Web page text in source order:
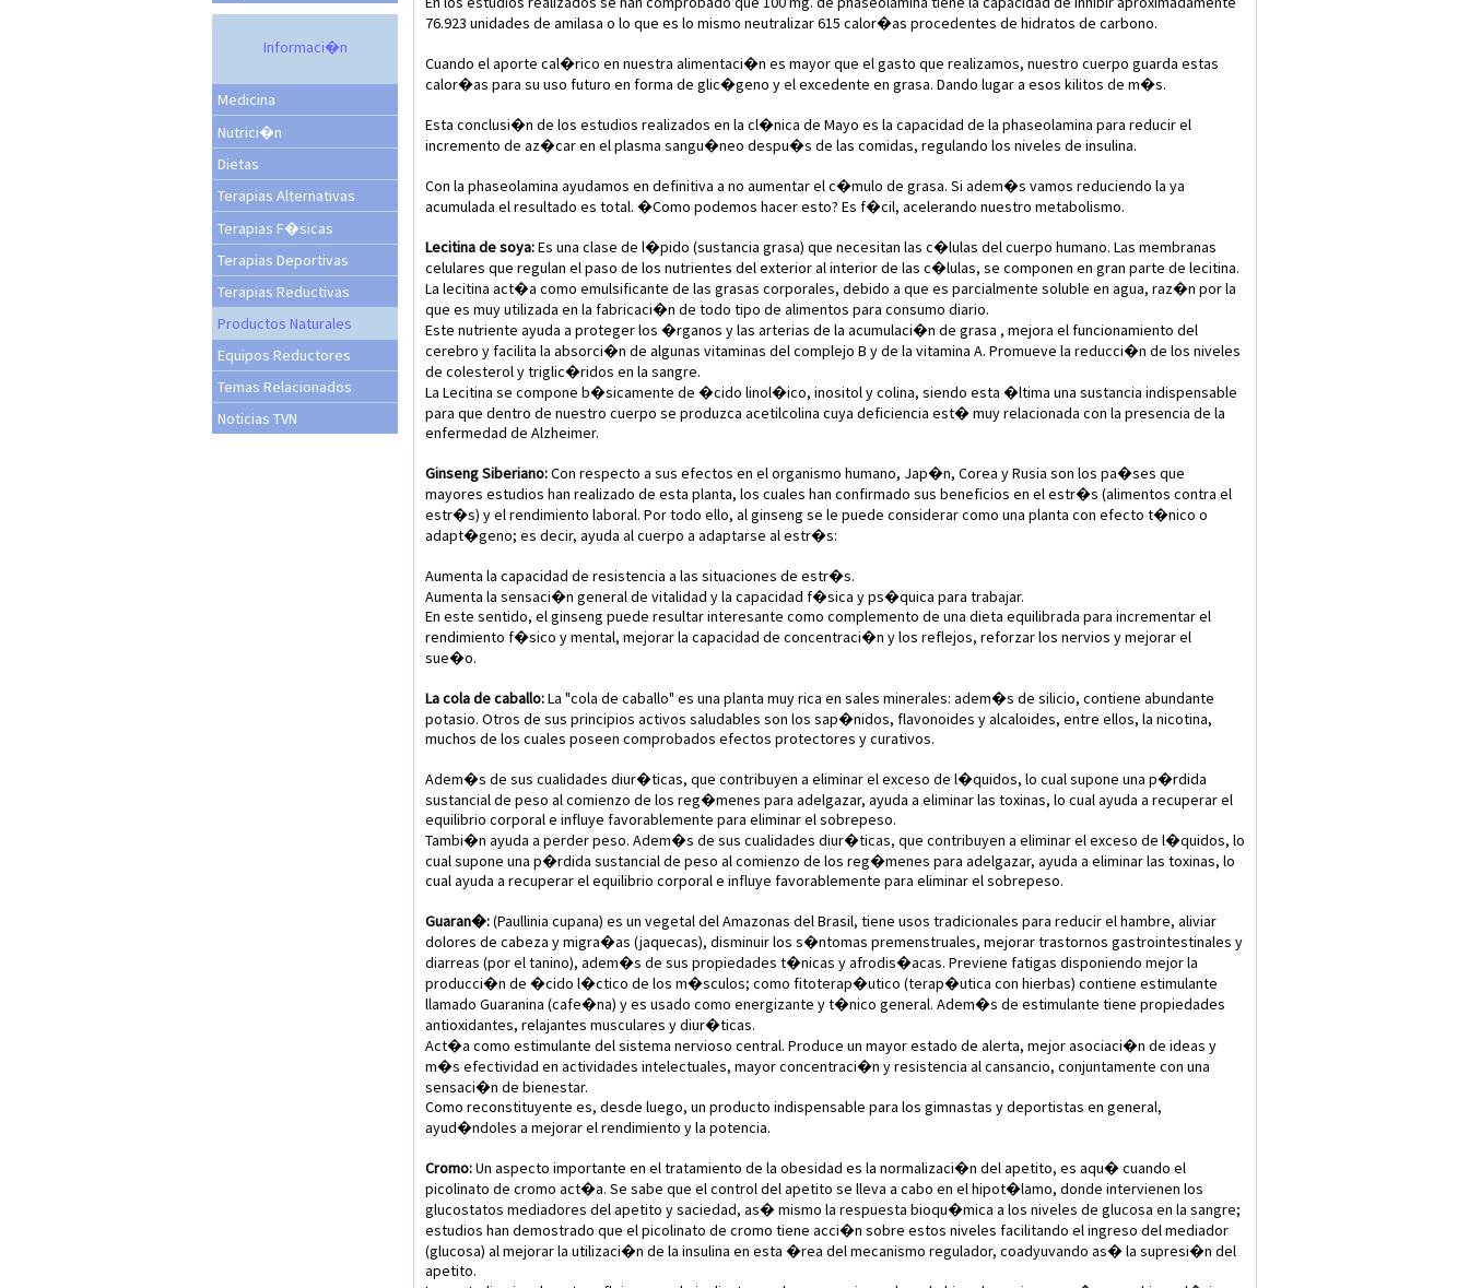
Informaci�n
Medicina
Nutrici�n
Dietas
Terapias Alternativas
Terapias F�sicas
Terapias Deportivas
Terapias Reductivas
Productos Naturales
Equipos Reductores
Temas Relacionados
Noticias TVN
76.923 unidades de amilasa o lo que es lo mismo neutralizar 615 calor�as procedentes de hidratos de carbono.
Cuando el aporte cal�rico en nuestra alimentaci�n es mayor que el gasto que realizamos, nuestro cuerpo guarda estas
calor�as para su uso futuro en forma de glic�geno y el excedente en grasa. Dando lugar a esos kilitos de m�s.
Esta conclusi�n de los estudios realizados en la cl�nica de Mayo es la capacidad de la phaseolamina para reducir el
incremento de az�car en el plasma sangu�neo despu�s de las comidas, regulando los niveles de insulina.
Con la phaseolamina ayudamos en definitiva a no aumentar el c�mulo de grasa. Si adem�s vamos reduciendo la ya
acumulada el resultado es total. �Como podemos hacer esto? Es f�cil, acelerando nuestro metabolismo.
Lecitina de soya:Es una clase de l�pido (sustancia grasa) que necesitan las c�lulas del cuerpo humano. Las membranas
celulares que regulan el paso de los nutrientes del exterior al interior de las c�lulas, se componen en gran parte de lecitina.
La lecitina act�a como emulsificante de las grasas corporales, debido a que es parcialmente soluble en agua, raz�n por la
que es muy utilizada en la fabricaci�n de todo tipo de alimentos para consumo diario.
Este nutriente ayuda a proteger los �rganos y las arterias de la acumulaci�n de grasa , mejora el funcionamiento del
cerebro y facilita la absorci�n de algunas vitaminas del complejo B y de la vitamina A. Promueve la reducci�n de los niveles
de colesterol y triglic�ridos en la sangre.
La Lecitina se compone b�sicamente de �cido linol�ico, inositol y colina, siendo esta �ltima una sustancia indispensable
para que dentro de nuestro cuerpo se produzca acetilcolina cuya deficiencia est� muy relacionada con la presencia de la
enfermedad de Alzheimer.
Ginseng Siberiano:Con respecto a sus efectos en el organismo humano, Jap�n, Corea y Rusia son los pa�ses que
mayores estudios han realizado de esta planta, los cuales han confirmado sus beneficios en el estr�s (alimentos contra el
estr�s) y el rendimiento laboral. Por todo ello, al ginseng se le puede considerar como una planta con efecto t�nico o
adapt�geno; es decir, ayuda al cuerpo a adaptarse al estr�s:
Aumenta la capacidad de resistencia a las situaciones de estr�s.
Aumenta la sensaci�n general de vitalidad y la capacidad f�sica y ps�quica para trabajar.
En este sentido, el ginseng puede resultar interesante como complemento de una dieta equilibrada para incrementar el
rendimiento f�sico y mental, mejorar la capacidad de concentraci�n y los reflejos, reforzar los nervios y mejorar el
sue�o.
La cola de caballo:La "cola de caballo" es una planta muy rica en sales minerales: adem�s de silicio, contiene abundante
potasio. Otros de sus principios activos saludables son los sap�nidos, flavonoides y alcaloides, entre ellos, la nicotina,
muchos de los cuales poseen comprobados efectos protectores y curativos.
Adem�s de sus cualidades diur�ticas, que contribuyen a eliminar el exceso de l�quidos, lo cual supone una p�rdida
sustancial de peso al comienzo de los reg�menes para adelgazar, ayuda a eliminar las toxinas, lo cual ayuda a recuperar el
equilibrio corporal e influye favorablemente para eliminar el sobrepeso.
Tambi�n ayuda a perder peso. Adem�s de sus cualidades diur�ticas, que contribuyen a eliminar el exceso de l�quidos, lo
cual supone una p�rdida sustancial de peso al comienzo de los reg�menes para adelgazar, ayuda a eliminar las toxinas, lo
cual ayuda a recuperar el equilibrio corporal e influye favorablemente para eliminar el sobrepeso.
Guaran�:(Paullinia cupana) es un vegetal del Amazonas del Brasil, tiene usos tradicionales para reducir el hambre, aliviar
dolores de cabeza y migra�as (jaquecas), disminuir los s�ntomas premenstruales, mejorar trastornos gastrointestinales y
diarreas (por el tanino), adem�s de sus propiedades t�nicas y afrodis�acas. Previene fatigas disponiendo mejor la
producci�n de �cido l�ctico de los m�sculos; como fitoterap�utico (terap�utica con hierbas) contiene estimulante
llamado Guaranina (cafe�na) y es usado como energizante y t�nico general. Adem�s de estimulante tiene propiedades
antioxidantes, relajantes musculares y diur�ticas.
Act�a como estimulante del sistema nervioso central. Produce un mayor estado de alerta, mejor asociaci�n de ideas y
m�s efectividad en actividades intelectuales, mayor concentraci�n y resistencia al cansancio, conjuntamente con una
sensaci�n de bienestar.
Como reconstituyente es, desde luego, un producto indispensable para los gimnastas y deportistas en general,
ayud�ndoles a mejorar el rendimiento y la potencia.
Cromo:Un aspecto importante en el tratamiento de la obesidad es la normalizaci�n del apetito, es aqu� cuando el
picolinato de cromo act�a. Se sabe que el control del apetito se lleva a cabo en el hipot�lamo, donde intervienen los
glucostatos mediadores del apetito y saciedad, as� mismo la respuesta bioqu�mica a los niveles de glucosa en la sangre;
estudios han demostrado que el picolinato de cromo tiene acci�n sobre estos niveles facilitando el ingreso del mediador
(glucosa) al mejorar la utilizaci�n de la insulina en esta �rea del mecanismo regulador, coadyuvando as� la supresi�n del
apetito.